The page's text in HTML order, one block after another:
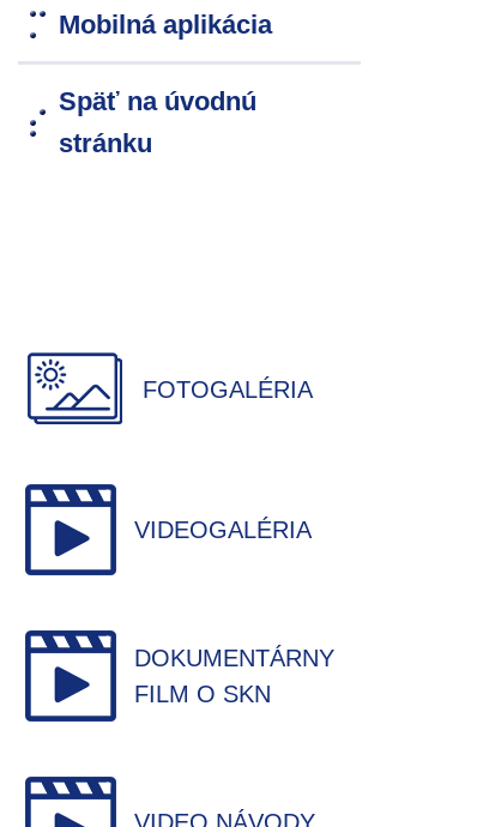
Mobilná aplikácia
Späť na úvodnú
stránku
FOTOGALÉRIA
VIDEOGALÉRIA
DOKUMENTÁRNY
FILM O SKN